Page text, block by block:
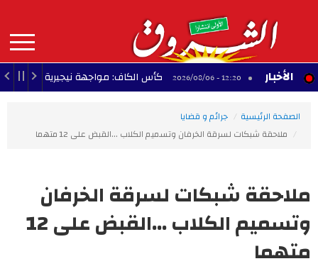
contenu
principal
MAIN
NAVIGATION الأخبار
12:20 - 2026/08/06 كأس الكاف: مواجهة نيجيرية في طريق
الصفحة الرئيسية
جرائم و قضايا
ملاحقة شبكات لسرقة الخرفان وتسميم الكلاب ...القبض على 12 متهما
ملاحقة شبكات لسرقة الخرفان
وتسميم الكلاب ...القبض على 12
متهما